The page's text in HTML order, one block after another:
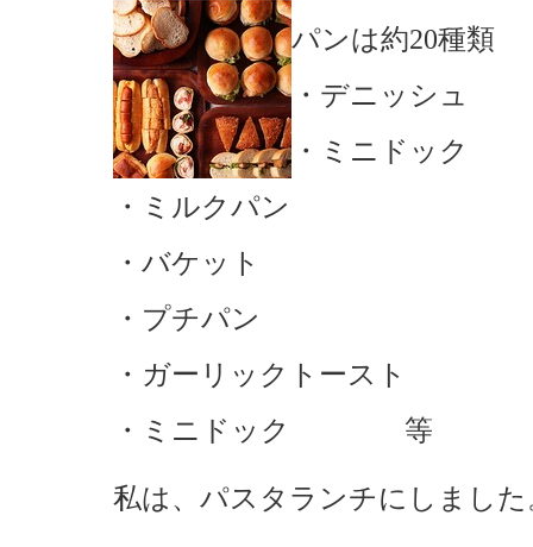
パンは約20種類
・デニッシュ
・ミニドック
・ミルクパン
・バケット
・プチパン
・ガーリックトースト
・ミニドック 等
私は、パスタランチにしました